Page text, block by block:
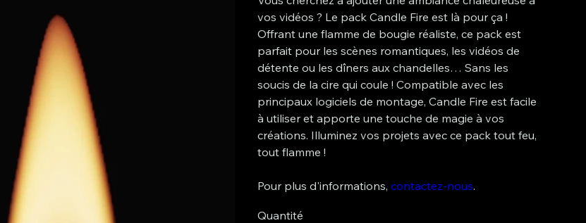
vos vidéos ? Le pack Candle Fire est là pour ça !
Offrant une flamme de bougie réaliste, ce pack est
parfait pour les scènes romantiques, les vidéos de
détente ou les dîners aux chandelles… Sans les
soucis de la cire qui coule ! Compatible avec les
principaux logiciels de montage, Candle Fire est facile
à utiliser et apporte une touche de magie à vos
créations. Illuminez vos projets avec ce pack tout feu,
tout flamme !
Pour plus d'informations, contactez-nous.
Quantité